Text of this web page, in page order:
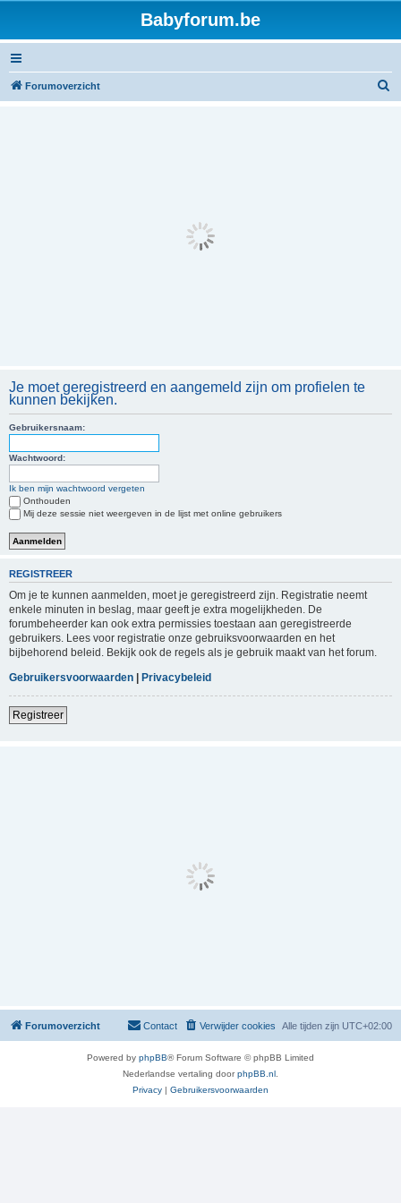
Babyforum.be
Forumoverzicht
Je moet geregistreerd en aangemeld zijn om profielen te
kunnen bekijken.
Gebruikersnaam:
Wachtwoord:
Ik ben mijn wachtwoord vergeten
Onthouden
Mij deze sessie niet weergeven in de lijst met online gebruikers
REGISTREER
Om je te kunnen aanmelden, moet je geregistreerd zijn. Registratie neemt
enkele minuten in beslag, maar geeft je extra mogelijkheden. De
forumbeheerder kan ook extra permissies toestaan aan geregistreerde
gebruikers. Lees voor registratie onze gebruiksvoorwaarden en het
bijbehorend beleid. Bekijk ook de regels als je gebruik maakt van het forum.
Gebruikersvoorwaarden | Privacybeleid
Registreer
Forumoverzicht Alle tijden zijn UTC+02:00
Verwijder cookies
Contact
Powered by phpBB® Forum Software © phpBB Limited
Nederlandse vertaling doorphpBB.nl
Privacy | Gebruikersvoorwaarden